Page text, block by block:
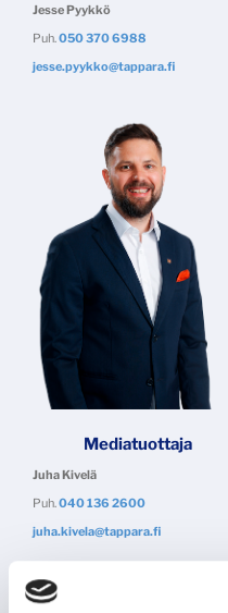
Jesse Pyykkö
Puh.050 370 6988
jesse.pyykko@tappara.fi
Mediatuottaja
Juha Kivelä
Puh.040 136 2600
juha.kivela@tappara.fi
Tappara Shop